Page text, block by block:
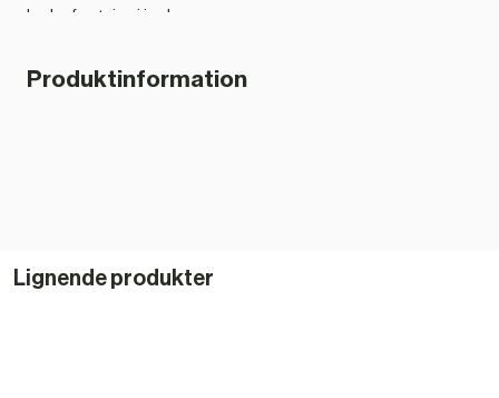
bedre fæstning i jorden.
kortslutning og gennemslidning.
Enestående hoved centreret på pælen uden fremspring eller
Produktinformation
Lignende produkter